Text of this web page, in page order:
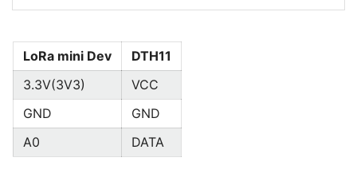
LoRa mini Dev
DTH11
3.3V(3V3)
VCC
GND
GND
A0
DATA